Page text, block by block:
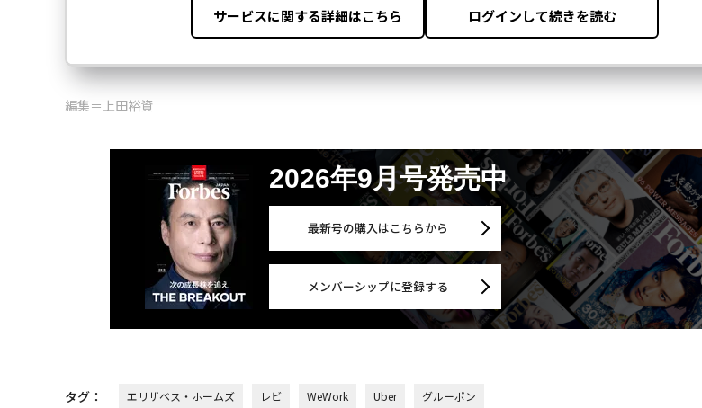
編集＝上田裕資
2026年9月号発売中
最新号の購入はこちらから
メンバーシップに登録する
タグ： エリザベス・ホームズ レビ WeWork Uber グルーポン